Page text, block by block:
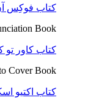
کتاب فوکِس
Book
کتاب کاور تو
Cover Book
کتاب اکتیو